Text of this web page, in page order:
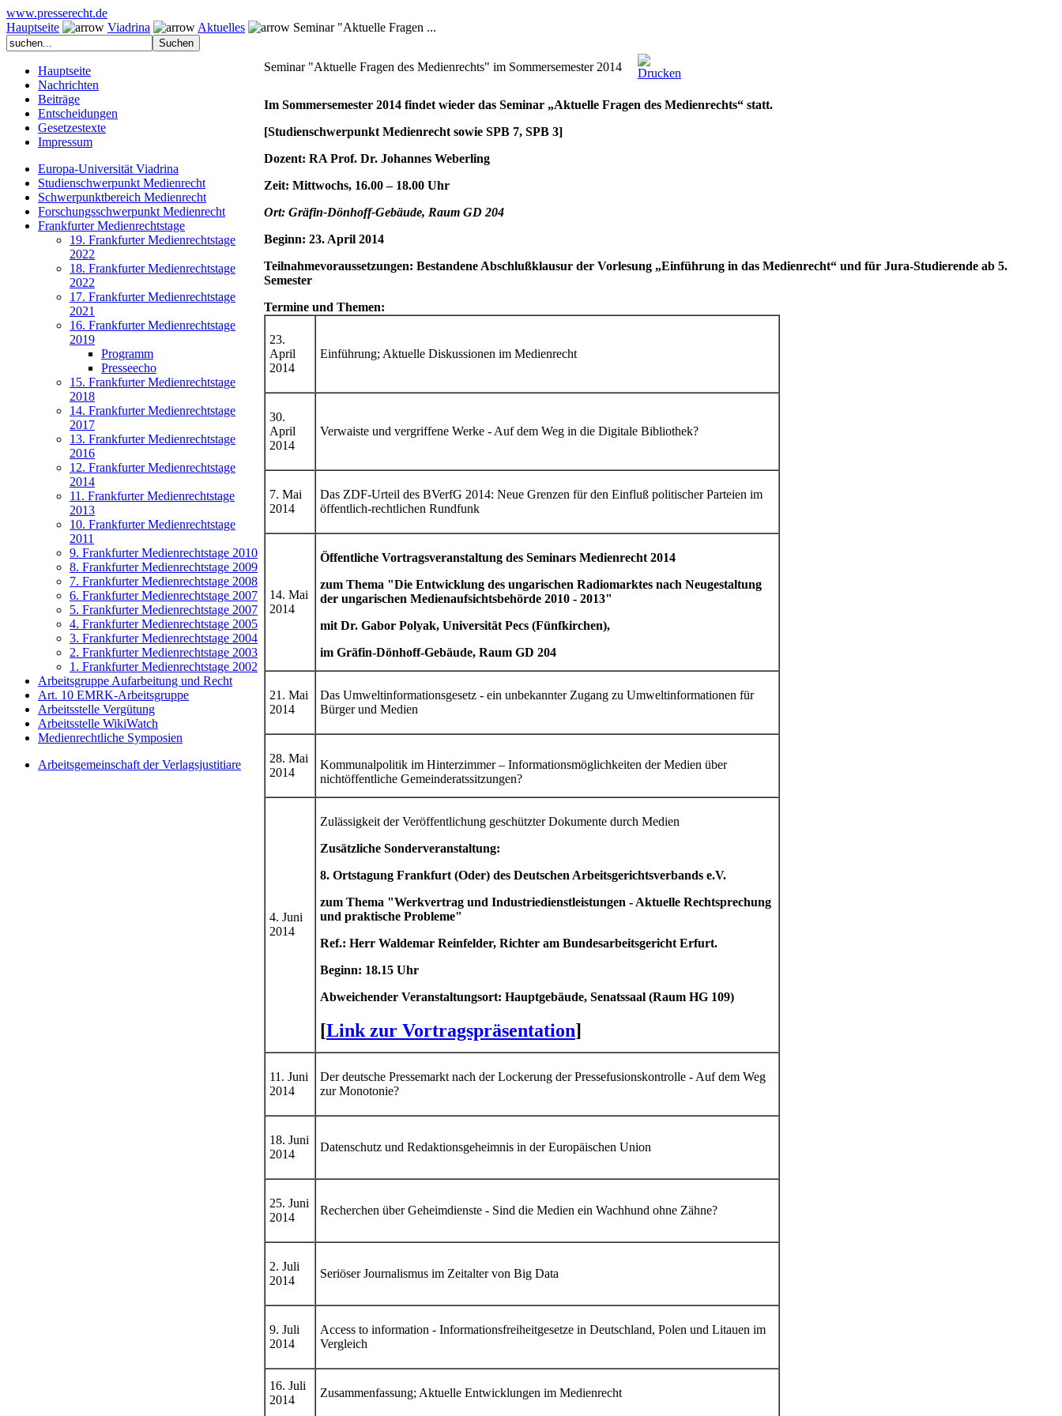
www.presserecht.de
Hauptseite
Viadrina Aktuelles Seminar "Aktuelle Fragen ...
Hauptseite
Nachrichten
Beiträge
Entscheidungen
Gesetzestexte
Impressum
Europa-Universität Viadrina
Studienschwerpunkt Medienrecht
Schwerpunktbereich Medienrecht
Forschungsschwerpunkt Medienrecht
Frankfurter Medienrechtstage
19. Frankfurter Medienrechtstage
2022
18. Frankfurter Medienrechtstage
2022
17. Frankfurter Medienrechtstage
2021
16. Frankfurter Medienrechtstage
2019
Programm
Presseecho
15. Frankfurter Medienrechtstage
2018
14. Frankfurter Medienrechtstage
2017
13. Frankfurter Medienrechtstage
2016
12. Frankfurter Medienrechtstage
2014
11. Frankfurter Medienrechtstage
2013
10. Frankfurter Medienrechtstage
2011
9. Frankfurter Medienrechtstage 2010
8. Frankfurter Medienrechtstage 2009
7. Frankfurter Medienrechtstage 2008
6. Frankfurter Medienrechtstage 2007
5. Frankfurter Medienrechtstage 2007
4. Frankfurter Medienrechtstage 2005
3. Frankfurter Medienrechtstage 2004
2. Frankfurter Medienrechtstage 2003
1. Frankfurter Medienrechtstage 2002
Arbeitsgruppe Aufarbeitung und Recht
Art. 10 EMRK-Arbeitsgruppe
Arbeitsstelle Vergütung
Arbeitsstelle WikiWatch
Medienrechtliche Symposien
Arbeitsgemeinschaft der Verlagsjustitiare
Seminar "Aktuelle Fragen des Medienrechts" im Sommersemester 2014
Im Sommersemester 2014 findet wieder das Seminar „Aktuelle Fragen des Medienrechts“ statt.
[Studienschwerpunkt Medienrecht sowie SPB 7, SPB 3]
Dozent: RA Prof. Dr. Johannes Weberling
Zeit: Mittwochs, 16.00 – 18.00 Uhr
Ort: Gräfin-Dönhoff-Gebäude, Raum GD 204
Beginn: 23. April 2014
Teilnahmevoraussetzungen: Bestandene Abschlußklausur der Vorlesung „Einführung in das Medienrecht“ und für Jura-Studierende ab 5.
Semester
Termine und Themen:
23.
April
2014
Einführung; Aktuelle Diskussionen im Medienrecht
30.
April
2014
Verwaiste und vergriffene Werke - Auf dem Weg in die Digitale Bibliothek?
7. Mai
2014
Das ZDF-Urteil des BVerfG 2014: Neue Grenzen für den Einfluß politischer Parteien im
öffentlich-rechtlichen Rundfunk
14. Mai
2014
Öffentliche Vortragsveranstaltung des Seminars Medienrecht 2014
zum Thema "Die Entwicklung des ungarischen Radiomarktes nach Neugestaltung
der ungarischen Medienaufsichtsbehörde 2010 - 2013"
mit Dr. Gabor Polyak, Universität Pecs (Fünfkirchen),
im Gräfin-Dönhoff-Gebäude, Raum GD 204
21. Mai
2014
Das Umweltinformationsgesetz - ein unbekannter Zugang zu Umweltinformationen für
Bürger und Medien
28. Mai
2014
Kommunalpolitik im Hinterzimmer – Informationsmöglichkeiten der Medien über
nichtöffentliche Gemeinderatssitzungen?
4. Juni
2014
Zulässigkeit der Veröffentlichung geschützter Dokumente durch Medien
Zusätzliche Sonderveranstaltung:
8. Ortstagung Frankfurt (Oder) des Deutschen Arbeitsgerichtsverbands e.V.
zum Thema "Werkvertrag und Industriedienstleistungen - Aktuelle Rechtsprechung
und praktische Probleme"
Ref.: Herr Waldemar Reinfelder, Richter am Bundesarbeitsgericht Erfurt.
Beginn: 18.15 Uhr
Abweichender Veranstaltungsort: Hauptgebäude, Senatssaal (Raum HG 109)
[Link zur Vortragspräsentation]
11. Juni
2014
Der deutsche Pressemarkt nach der Lockerung der Pressefusionskontrolle - Auf dem Weg
zur Monotonie?
18. Juni
2014
Datenschutz und Redaktionsgeheimnis in der Europäischen Union
25. Juni
2014
Recherchen über Geheimdienste - Sind die Medien ein Wachhund ohne Zähne?
2. Juli
2014
Seriöser Journalismus im Zeitalter von Big Data
9. Juli
2014
Access to information - Informationsfreiheitgesetze in Deutschland, Polen und Litauen im
Vergleich
16. Juli
2014
Zusammenfassung; Aktuelle Entwicklungen im Medienrecht